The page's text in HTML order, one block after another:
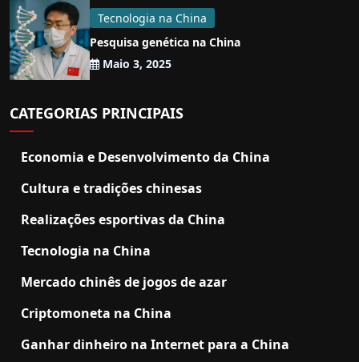
Tecnologia na China
Pesquisa genética na China
Maio 3, 2025
CATEGORIAS PRINCIPAIS
Economia e Desenvolvimento da China
Cultura e tradições chinesas
Realizações esportivas da China
Tecnologia na China
Mercado chinês de jogos de azar
Criptomoneta na China
Ganhar dinheiro na Internet para a China